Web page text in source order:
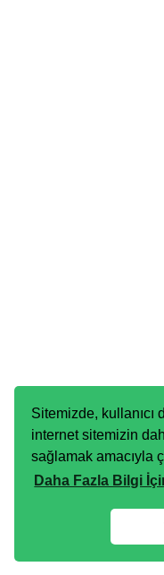
Sitemizde,
internet sitemizin
sağlamak amacıyla
Daha Fazla Bilgi